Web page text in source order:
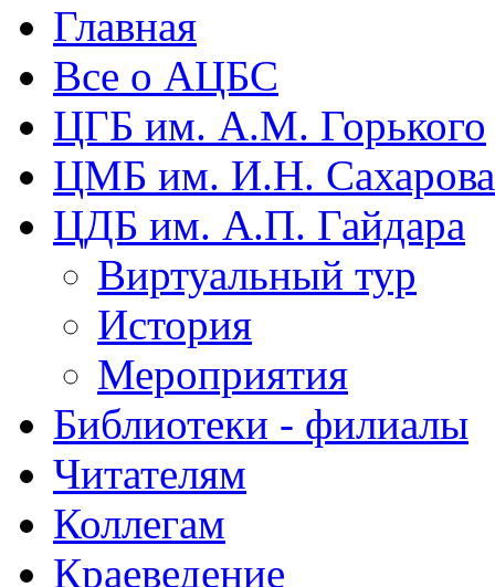
Главная
Все о АЦБС
ЦГБ им. А.М. Горького
ЦМБ им. И.Н. Сахарова
ЦДБ им. А.П. Гайдара
Виртуальный тур
История
Мероприятия
Библиотеки - филиалы
Читателям
Коллегам
Краеведение